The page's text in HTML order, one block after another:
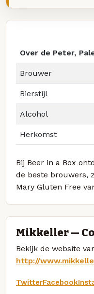
Over de Peter,
Brouwer
Bierstijl
Alcohol
Herkomst
Bij Beer in a Box
de beste brouwers,
Mary Gluten Free
Mikkeller —
Bekijk de website
http://
TwitterFacebook